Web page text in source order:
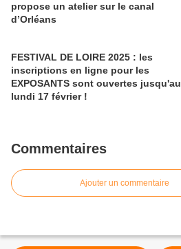
propose un atelier sur le canal
d’Orléans
FESTIVAL DE LOIRE 2025 : les
inscriptions en ligne pour les
EXPOSANTS sont ouvertes jusqu'au
lundi 17 février !
Commentaires
Ajouter un commentaire